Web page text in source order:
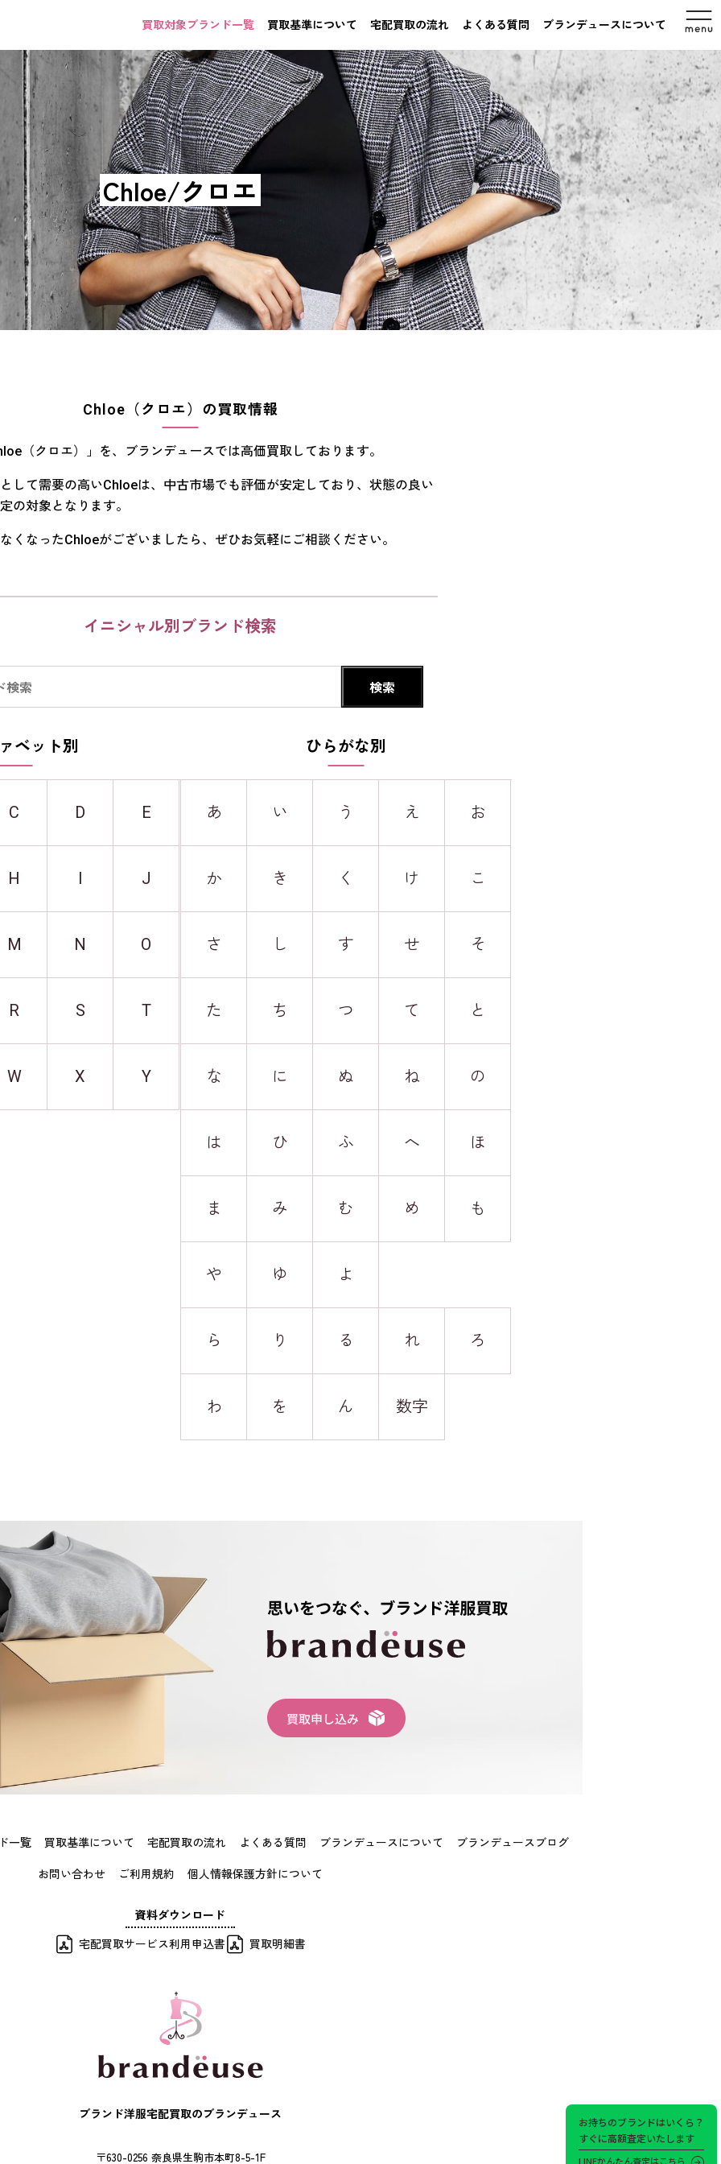
買取対象ブランド一覧 買取基準について 宅配買取の流れ よくある質問 ブランデュースについて
お持ちのブランドはいくら？
すぐに高額査定いたします
LINEかんたん査定はこちら
Chloe/クロエ
Chloe（クロエ）の買取情報
（クロエ）」を、ブランデュースでは高価買取しております。
して需要の高いChloeは、中古市場でも評価が安定しており、状態の良い
の対象となります。
くなったChloeがございましたら、ぜひお気軽にご相談ください。
イニシャル別ブランド検索
ベット別
C D E
H I J
M N O
R S T
W X Y
ひらがな別
あ い う え お
か き く け こ
さ し す せ そ
た ち つ て と
な に ぬ ね の
は ひ ふ へ ほ
ま み む め も
や ゆ よ
ら り る れ ろ
わ を ん 数字
一覧 買取基準について 宅配買取の流れ よくある質問 ブランデュースについて
ブランデュースブログ
お問い合わせ
ご利用規約 個人情報保護方針について
資料ダウンロード
宅配買取サービス利用申込書
買取明細書
ブランド洋服宅配買取のブランデュース
〒630-0256 奈良県生駒市本町8-5-1F